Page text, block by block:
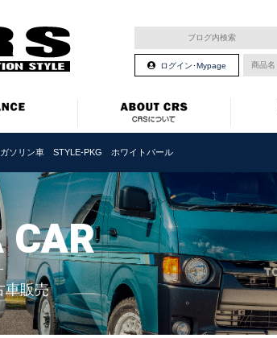
ログイン･Mypage
リン車 STYLE-PKG ホワイトパール
CAR
車販売